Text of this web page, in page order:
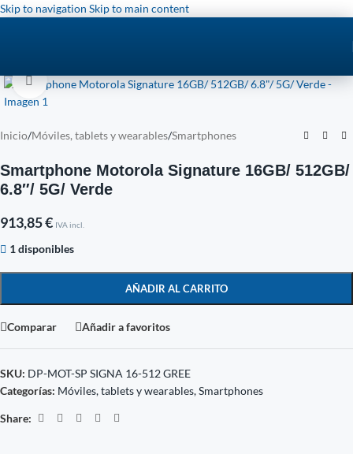
Skip to navigation Skip to main content
Click to enlarge
Inicio/Móviles, tablets y wearables/Smartphones
Smartphone Motorola Signature 16GB/ 512GB/
6.8″/ 5G/ Verde
913,85€ IVA incl.
1 disponibles
AÑADIR AL CARRITO
Comparar Añadir a favoritos
SKU: DP-MOT-SP SIGNA 16-512 GREE
Categorías: Móviles, tablets y wearables,Smartphones
Share: